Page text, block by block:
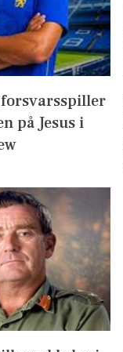
forsvarsspiller
på Jesus i